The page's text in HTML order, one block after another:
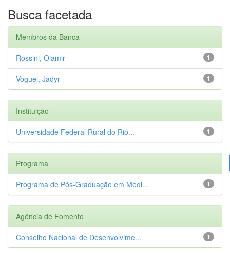
Busca facetada
Membros da Banca
1
Rossini, Olamir
1
Voguel, Jadyr
Instituição
1
Universidade Federal Rural do Rio...
Programa
1
Programa de Pós-Graduação em Medi...
Agência de Fomento
1
Conselho Nacional de Desenvolvime...